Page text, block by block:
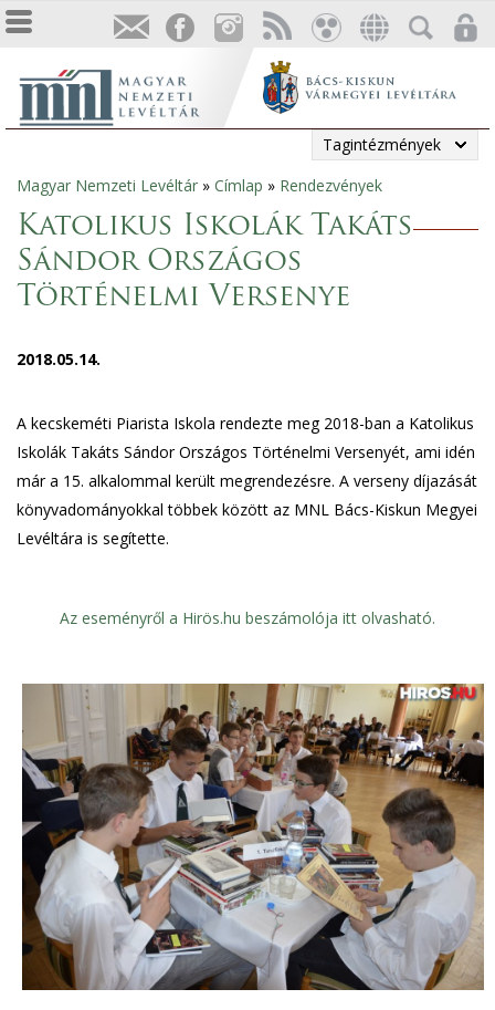
Tagintézmények
Jelenlegi
hely
Magyar Nemzeti Levéltár » Címlap » Rendezvények
Katolikus Iskolák Takáts
Sándor Országos
Történelmi Versenye
2018.05.14.
A kecskeméti Piarista Iskola rendezte meg 2018-ban a Katolikus
Iskolák Takáts Sándor Országos Történelmi Versenyét, ami idén
már a 15. alkalommal került megrendezésre. A verseny díjazását
könyvadományokkal többek között az MNL Bács-Kiskun Megyei
Levéltára is segítette.
Az eseményről a Hirös.hu beszámolója itt olvasható.